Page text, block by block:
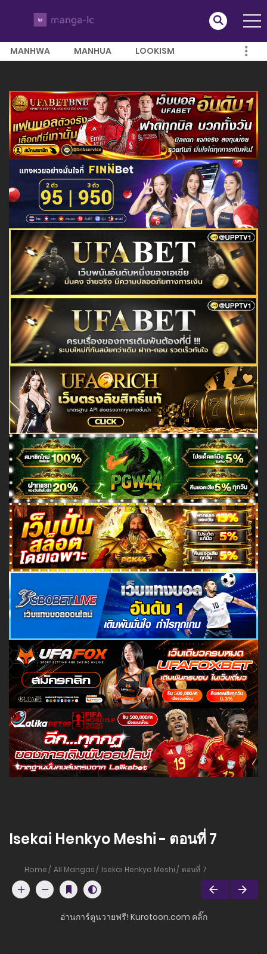
MANHWA MANHUA LOOKISM
Isekai Henkyo Meshi - ตอนที่ 7
Home All Mangas Isekai Henkyo Meshi ตอนที่ 7
อ่านการ์ตูนวายฟรี! Kurotoon.com คลิ๊ก